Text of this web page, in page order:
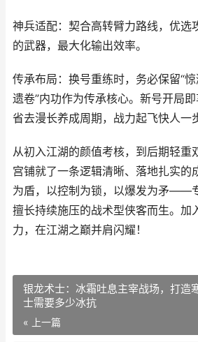
神兵适配：契合高转臂力路线，优选
的武器，最大化输出效率。
传承布局：换号重练时，务必保留“
遗卷”内功作为传承核心。新号开局即
省去漫长养成周期，战力起飞快人一
从初入江湖的颜值考核，到后期轻重
宫铺就了一条逻辑清晰、落地扎实的
为盾，以控制为锁，以爆发为矛——
擅长持续施压的战术型侠客而生。加
力，在江湖之巅并肩闪耀！
银龙术士：冰霜吐息主宰战场，打造
士需要多少冰抗
« 上一篇